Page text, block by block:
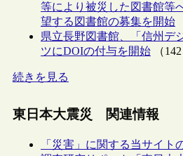
等により被災した図書館等
望する図書館の募集を開始
県立長野図書館、「信州デ
ツにDOIの付与を開始 （142
続きを見る
東日本大震災 関連情報
「災害」に関する当サイト